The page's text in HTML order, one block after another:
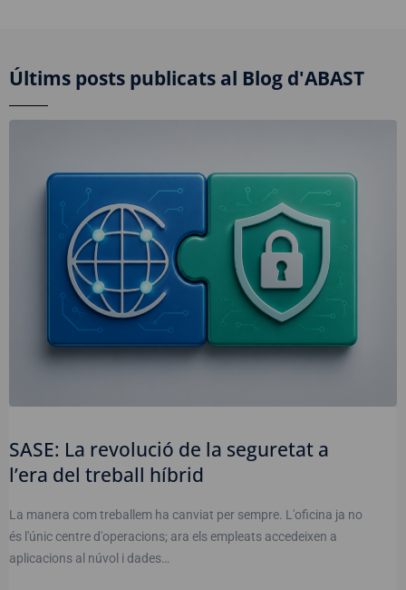
Últims posts publicats al Blog d'ABAST
SASE: La revolució de la seguretat a
l’era del treball híbrid
La manera com treballem ha canviat per sempre. L'oficina ja no
és l'únic centre d'operacions; ara els empleats accedeixen a
aplicacions al núvol i dades…